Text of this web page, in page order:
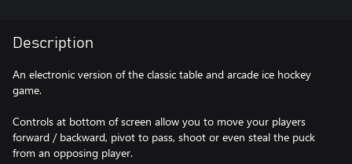
Description
An electronic version of the classic table and arcade ice hockey
game.
Controls at bottom of screen allow you to move your players
forward / backward, pivot to pass, shoot or even steal the puck
from an opposing player.